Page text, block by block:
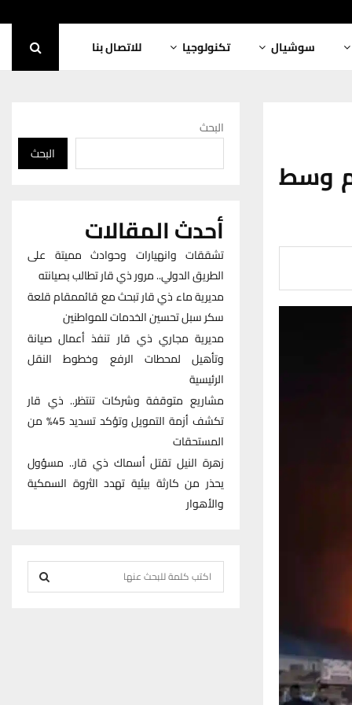
سوشيال تكنولوجيا للاتصال بنا
وسط
البحث
البحث
أحدث المقالات
تشققات وانهيارات وحوادث مميتة على
الطريق الدولي.. مرور ذي قار تطالب بصيانته
مديرية ماء ذي قار تبحث مع قائممقام قلعة
سكر سبل تحسين الخدمات للمواطنين
مديرية مجاري ذي قار تنفذ أعمال صيانة
وتأهيل لمحطات الرفع وخطوط النقل
الرئيسية
مشاريع متوقفة وشركات تنتظر.. ذي قار
تكشف أزمة التمويل وتؤكد تسديد 45% من
المستحقات
زهرة النيل تقتل أسماك ذي قار.. مسؤول
يحذر من كارثة بيئية تهدد الثروة السمكية
والأهوار
e